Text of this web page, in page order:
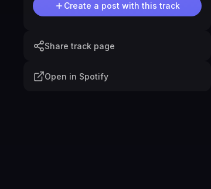
Create a post with this track
Share track page
Open in Spotify